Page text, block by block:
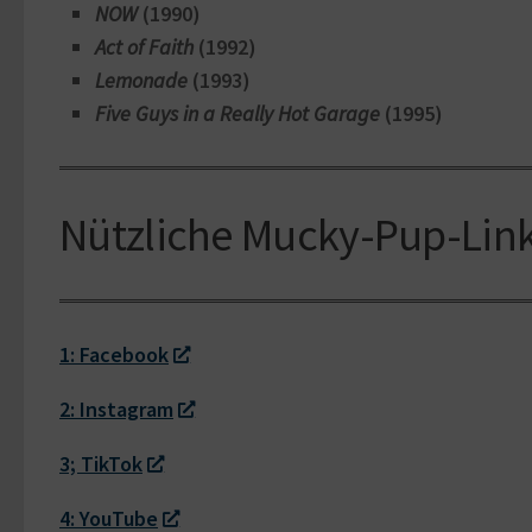
NOW(1990)
Act of Faith (1992)
Lemonade (1993)
Five Guys in a Really Hot Garage (1995)
Nützliche Mucky-Pup-
1: Facebook
2: Instagram
3; TikTok
4: YouTube